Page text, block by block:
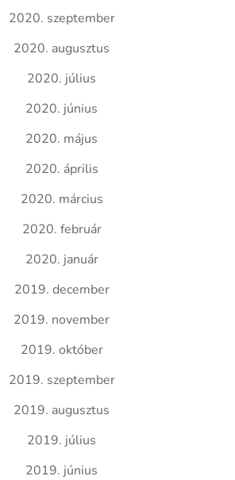
2020. szeptember
2020. augusztus
2020. július
2020. június
2020. május
2020. április
2020. március
2020. február
2020. január
2019. december
2019. november
2019. október
2019. szeptember
2019. augusztus
2019. július
2019. június